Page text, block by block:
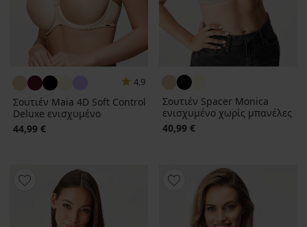
4,9
Σουτιέν Maia 4D Soft Control
Deluxe ενισχυμένο
44,99 €
Σουτιέν Spacer Monica
ενισχυμένο χωρίς μπανέλες
40,99 €